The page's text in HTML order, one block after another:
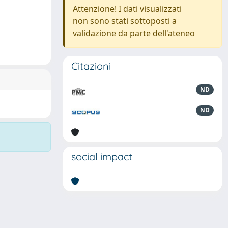
Attenzione! I dati visualizzati
non sono stati sottoposti a
validazione da parte dell'ateneo
Citazioni
ND
ND
social impact